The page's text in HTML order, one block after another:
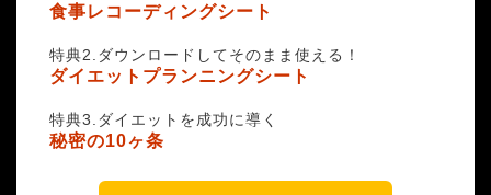
食事レコーディングシート
特典2.ダウンロードしてそのまま使える！
ダイエットプランニングシート
特典3.ダイエットを成功に導く
秘密の10ヶ条